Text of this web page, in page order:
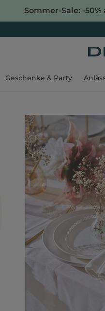
Sommer-Sale: -
Geschenke & Party